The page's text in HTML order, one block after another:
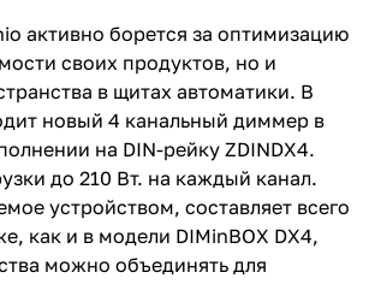
активно борется за оптимизацию
своих продуктов, но и
в щитах автоматики. В
новый 4 канальный диммер в
на DIN-рейку ZDINDX4.
до 210 Вт. на каждый канал.
устройством, составляет всего
как и в модели DIMinBOX DX4,
можно объединять для